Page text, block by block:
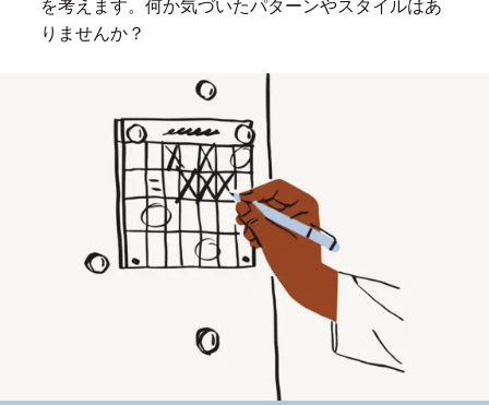
ら
な
会
議
が
会
社
を考えます。何か気づいたパターンやスタイルはあ
りませんか？